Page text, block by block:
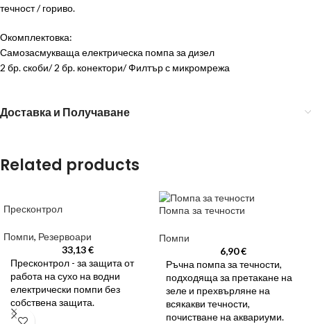
течност / гориво.
Окомплектовка:
Самозасмукваща електрическа помпа за дизел
2 бр. скоби/ 2 бр. конектори/ Филтър с микромрежа
Доставка и Получаване
Related products
Пресконтрол
Помпи, Резервоари
33,13€
Пресконтрол - за защита от
работа на сухо на водни
електрически помпи без
собствена защита.
Помпа за течности
Помпи
6,90€
Ръчна помпа за течности,
подходяща за претакане на
зеле и прехвърляне на
всякакви течности,
почистване на аквариуми.